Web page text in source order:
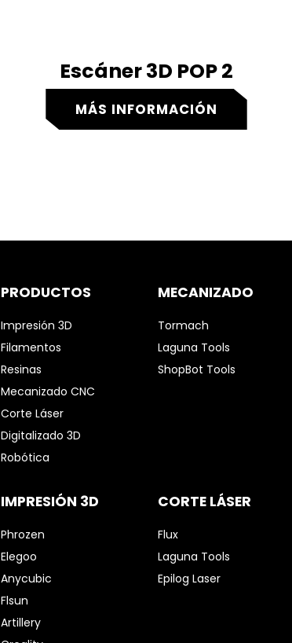
Escáner 3D POP 2
MÁS INFORMACIÓN
PRODUCTOS
Impresión 3D
Filamentos
Resinas
Mecanizado CNC
Corte Láser
Digitalizado 3D
Robótica
IMPRESIÓN 3D
Phrozen
Elegoo
Anycubic
Flsun
Artillery
MECANIZADO
Tormach
Laguna Tools
ShopBot Tools
CORTE LÁSER
Flux
Laguna Tools
Epilog Laser